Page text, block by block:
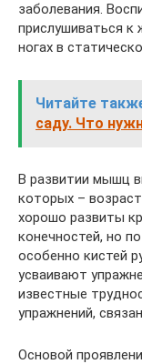
заболевания.
прислушиваться к
ногах в
Читайте
саду. Что
В развитии мышц
которых –
хорошо развиты
конечностей, но
особенно кистей
усваивают
известные
упражнений,
Основой